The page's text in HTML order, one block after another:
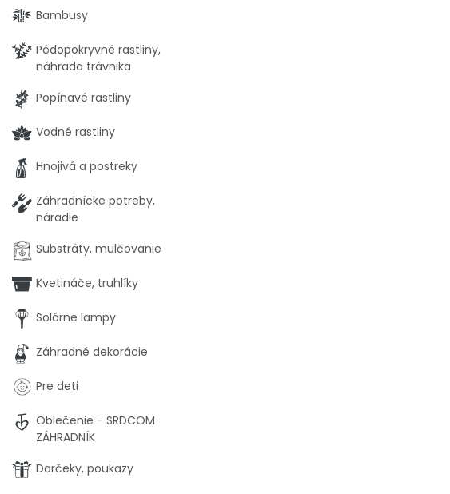
Bambusy
Pôdopokryvné rastliny,
náhrada trávnika
Popínavé rastliny
Vodné rastliny
Hnojivá a postreky
Záhradnícke potreby,
náradie
Substráty, mulčovanie
Kvetináče, truhlíky
Solárne lampy
Záhradné dekorácie
Pre deti
Oblečenie - SRDCOM
ZÁHRADNÍK
Darčeky, poukazy